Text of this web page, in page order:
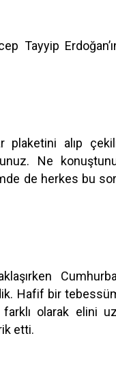
Tayyip
plaketini alıp
Ne
de herkes bu
Hafif bir
olarak elini
etti.